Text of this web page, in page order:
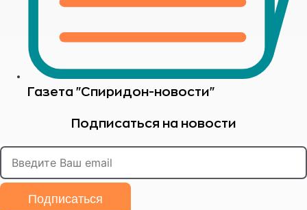
Газета "Спиридон-новости"
Подписаться на новости
Подписаться